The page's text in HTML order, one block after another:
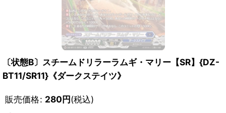
〔状態B〕スチームドリラーラムギ・マリー【SR】{DZ-
BT11/SR11}《ダークステイツ》
販売価格: 280円(税込)